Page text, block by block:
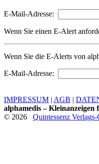
E-Mail-Adresse:
Wenn Sie einen E-Alert
Wenn Sie die E-Alerts von
E-Mail-Adresse:
IMPRESSUM | AGB |
alphamedis –
© 2026 Quintessenz